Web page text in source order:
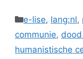
Categories
e-lise, lang:nl,
communie, dood
humanistische